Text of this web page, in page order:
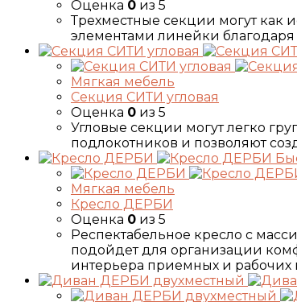
Оценка 0 из 5
Трехместные секции могут как
элементами линейки благодаря
Мягкая мебель
Секция СИТИ угловая
Оценка 0 из 5
Угловые секции могут легко
подлокотников и позволяют
Мягкая мебель
Кресло ДЕРБИ
Оценка 0 из 5
Респектабельное кресло c
подойдет для организации
интерьера приемных и рабочих